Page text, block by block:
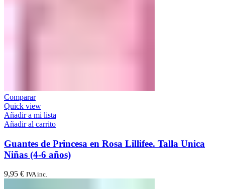
Comparar
Quick view
Añadir a mi lista
Añadir al carrito
Guantes de Princesa en Rosa Lillifee. Talla Unica
Niñas (4-6 años)
9,95 € IVA inc.